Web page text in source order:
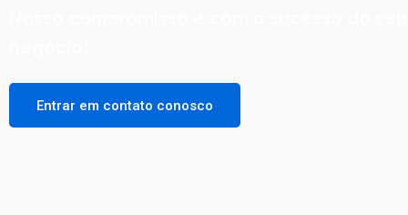
Entrar em contato conosco